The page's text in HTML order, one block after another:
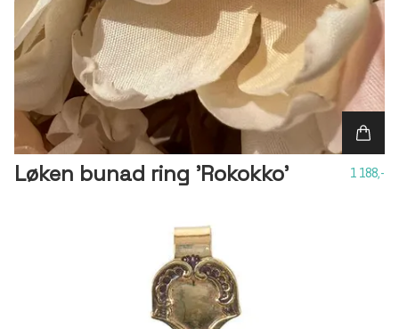
Løken bunad ring 'Rokokko' 1 188,-